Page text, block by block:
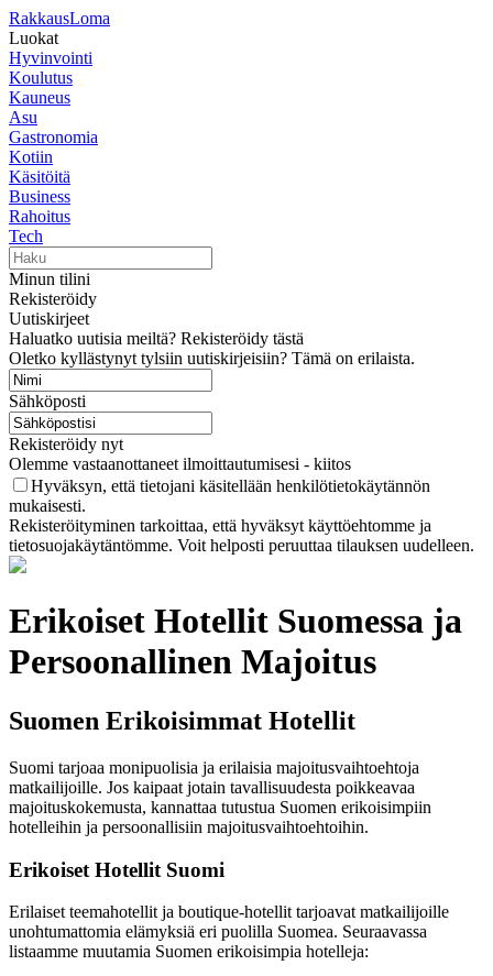
RakkausLoma
Luokat
Hyvinvointi
Koulutus
Kauneus
Asu
Gastronomia
Kotiin
Käsitöitä
Business
Rahoitus
Tech
Minun tilini
Rekisteröidy
Uutiskirjeet
Haluatko uutisia meiltä? Rekisteröidy tästä
Oletko kyllästynyt tylsiin uutiskirjeisiin? Tämä on erilaista.
Sähköposti
Rekisteröidy nyt
Olemme vastaanottaneet ilmoittautumisesi - kiitos
Hyväksyn, että tietojani käsitellään henkilötietokäytännön
mukaisesti.
Rekisteröityminen tarkoittaa, että hyväksyt käyttöehtomme ja
tietosuojakäytäntömme. Voit helposti peruuttaa tilauksen uudelleen.
Erikoiset Hotellit Suomessa ja
Persoonallinen Majoitus
Suomen Erikoisimmat Hotellit
Suomi tarjoaa monipuolisia ja erilaisia majoitusvaihtoehtoja
matkailijoille. Jos kaipaat jotain tavallisuudesta poikkeavaa
majoituskokemusta, kannattaa tutustua Suomen erikoisimpiin
hotelleihin ja persoonallisiin majoitusvaihtoehtoihin.
Erikoiset Hotellit Suomi
Erilaiset teemahotellit ja boutique-hotellit tarjoavat matkailijoille
unohtumattomia elämyksiä eri puolilla Suomea. Seuraavassa
listaamme muutamia Suomen erikoisimpia hotelleja: